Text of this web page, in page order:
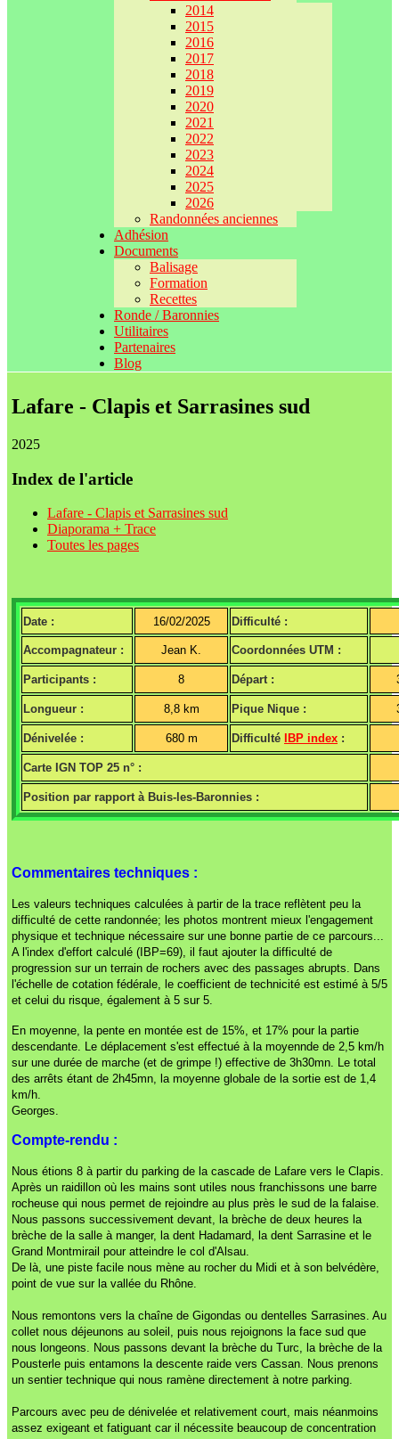
2014
2015
2016
2017
2018
2019
2020
2021
2022
2023
2024
2025
2026
Randonnées anciennes
Adhésion
Documents
Balisage
Formation
Recettes
Ronde / Baronnies
Utilitaires
Partenaires
Blog
Lafare - Clapis et Sarrasines sud
2025
Index de l'article
Lafare - Clapis et Sarrasines sud
Diaporama + Trace
Toutes les pages
Date : 16/02/2025 Difficulté :
Accompagnateur : Jean K. Coordonnées UTM :
Participants : 8 Départ :
Longueur : 8,8 km Pique Nique :
Dénivelée : 680 m Difficulté IBP index :
Carte IGN TOP 25 n° :
Position par rapport à Buis-les-Baronnies :
Commentaires techniques :
Les valeurs techniques calculées à partir de la trace reflètent peu la
difficulté de cette randonnée; les photos montrent mieux l'engagement
physique et technique nécessaire sur une bonne partie de ce parcours...
A l'index d'effort calculé (IBP=69), il faut ajouter la difficulté de
progression sur un terrain de rochers avec des passages abrupts. Dans
l'échelle de cotation fédérale, le coefficient de technicité est estimé à 5/5
et celui du risque, également à 5 sur 5.
En moyenne, la pente en montée est de 15%, et 17% pour la partie
descendante. Le déplacement s'est effectué à la moyennde de 2,5 km/h
sur une durée de marche (et de grimpe !) effective de 3h30mn. Le total
des arrêts étant de 2h45mn, la moyenne globale de la sortie est de 1,4
km/h.
Georges.
Compte-rendu :
Nous étions 8 à partir du parking de la cascade de Lafare vers le Clapis.
Après un raidillon où les mains sont utiles nous franchissons une barre
rocheuse qui nous permet de rejoindre au plus près le sud de la falaise.
Nous passons successivement devant, la brèche de deux heures la
brèche de la salle à manger, la dent Hadamard, la dent Sarrasine et le
Grand Montmirail pour atteindre le col d'Alsau.
De là, une piste facile nous mène au rocher du Midi et à son belvédère,
point de vue sur la vallée du Rhône.
Nous remontons vers la chaîne de Gigondas ou dentelles Sarrasines. Au
collet nous déjeunons au soleil, puis nous rejoignons la face sud que
nous longeons. Nous passons devant la brèche du Turc, la brèche de la
Pousterle puis entamons la descente raide vers Cassan. Nous prenons
un sentier technique qui nous ramène directement à notre parking.
Parcours avec peu de dénivelée et relativement court, mais néanmoins
assez exigeant et fatiguant car il nécessite beaucoup de concentration